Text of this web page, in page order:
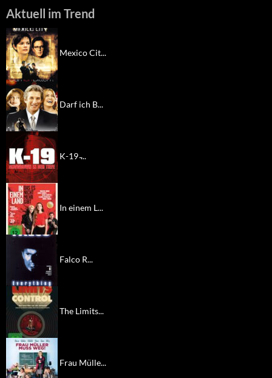
Aktuell im Trend
Mexico Cit...
Darf ich B...
K-19 ̵...
In einem L...
Falco R...
The Limits...
Frau Mülle...